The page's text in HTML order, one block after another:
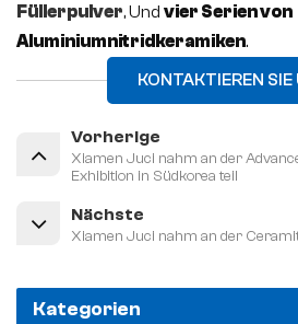
Füllerpulver, Und vier Serien von
Aluminiumnitridkeramiken.
KONTAKTIEREN SIE
Vorherige
Xiamen Juci nahm an der
Exhibition in Südkorea teil
Nächste
Xiamen Juci nahm an der
Kategorien